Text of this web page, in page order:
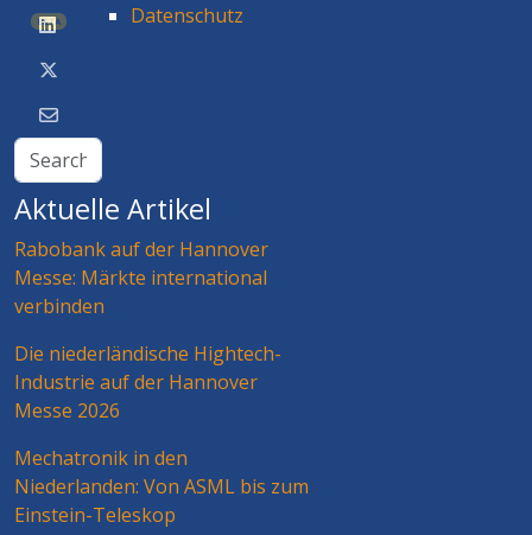
BETA
Datenschutz
Aktuelle Artikel
Rabobank auf der Hannover
Messe: Märkte international
verbinden
Die niederländische Hightech-
Industrie auf der Hannover
Messe 2026
Mechatronik in den
Niederlanden: Von ASML bis zum
Einstein-Teleskop